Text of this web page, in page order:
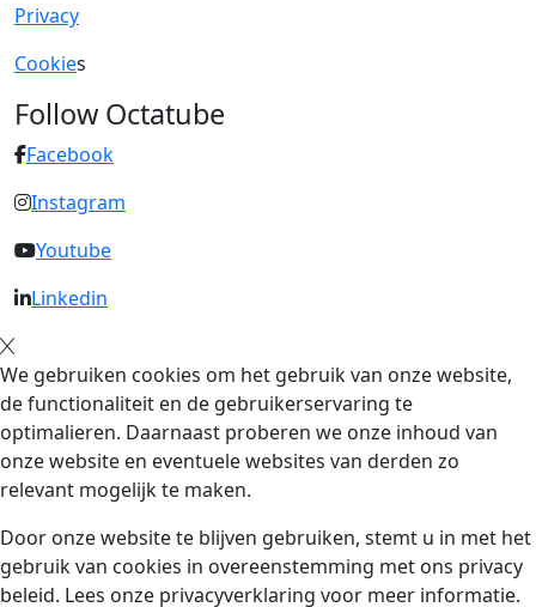
Privacy
Cookies
Follow Octatube
Facebook
Instagram
Youtube
Linkedin
We gebruiken cookies om het gebruik van onze website,
de functionaliteit en de gebruikerservaring te
optimalieren. Daarnaast proberen we onze inhoud van
onze website en eventuele websites van derden zo
relevant mogelijk te maken.
Door onze website te blijven gebruiken, stemt u in met het
gebruik van cookies in overeenstemming met ons privacy
beleid. Lees onze privacyverklaring voor meer informatie.